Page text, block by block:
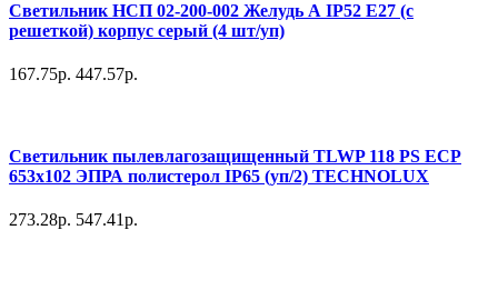
Светильник НСП 02-200-002 Желудь А IP52 E27 (с
решеткой) корпус серый (4 шт/уп)
167.75р. 447.57р.
Светильник пылевлагозащищенный TLWP 118 PS EСP
653х102 ЭПРА полистерол IP65 (уп/2) TECHNOLUX
273.28р. 547.41р.